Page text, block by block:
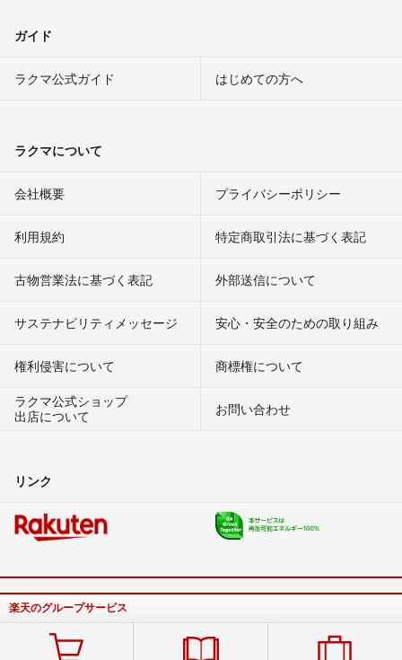
ガイド
ラクマ公式ガイド はじめての方へ
ラクマについて
会社概要 プライバシーポリシー
利用規約 特定商取引法に基づく表記
古物営業法に基づく表記 外部送信について
サステナビリティメッセージ 安心・安全のための取り組み
権利侵害について
商標権について
ラクマ公式ショップ
出店について
お問い合わせ
リンク
楽天のグループサービス